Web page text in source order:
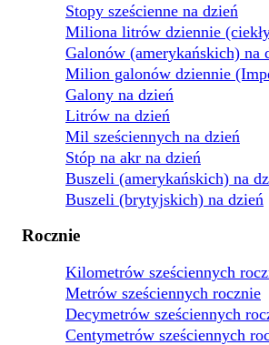
Stopy sześcienne na dzień
Miliona litrów dziennie
Galonów (amerykańskich) na
Milion galonów dziennie
Galony na dzień
Litrów na dzień
Mil sześciennych na dzień
Stóp na akr na dzień
Buszeli (amerykańskich) na
Buszeli (brytyjskich) na dzień
Rocznie
Kilometrów sześciennych
Metrów sześciennych rocznie
Decymetrów sześciennych
Centymetrów sześciennych